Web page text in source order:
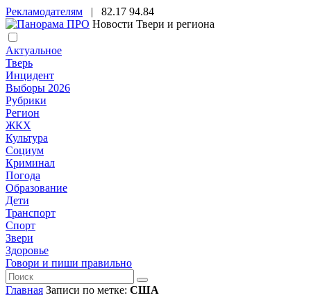
Рекламодателям | 82.17 94.84
Новости Твери и региона
Актуальное
Тверь
Инцидент
Выборы 2026
Рубрики
Регион
ЖКХ
Культура
Социум
Криминал
Погода
Образование
Дети
Транспорт
Спорт
Звери
Здоровье
Говори и пиши правильно
Главная Записи по метке: США